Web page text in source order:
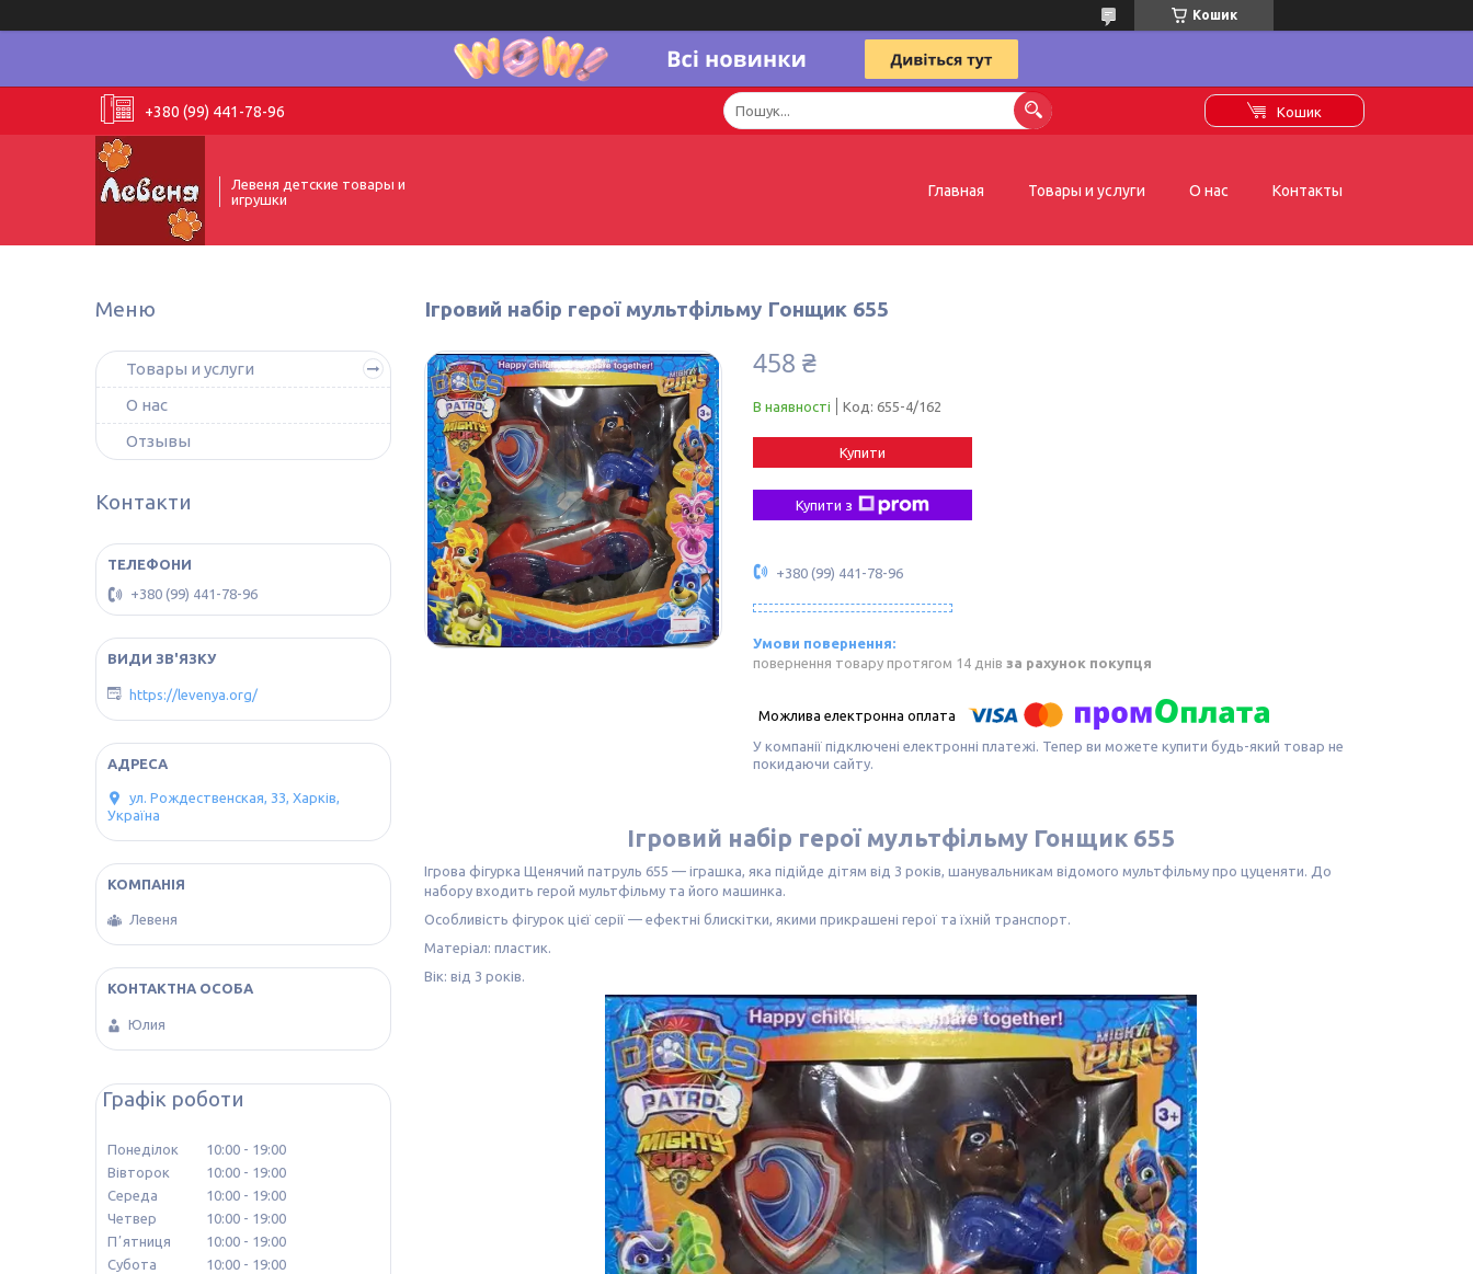
Кошик
+380 (99) 441-78-96 Кошик
Левеня детские товары и
игрушки
Главная Товары и услуги О нас Контакты
Ігровий набір герої мультфільму Гонщик 655
458 ₴
В наявності Код: 655-4/162
Купити
Купити з
+380 (99) 441-78-96
повернення товару протягом 14 днів за рахунок покупця
У компанії підключені електронні платежі. Тепер ви можете купити будь-який товар не
покидаючи сайту.
Ігровий набір герої мультфільму Гонщик 655
Ігрова фігурка Щенячий патруль 655 — іграшка, яка підійде дітям від 3 років, шанувальникам відомого мультфільму про цуценяти. До
набору входить герой мультфільму та його машинка.
Особливість фігурок цієї серії — ефектні блискітки, якими прикрашені герої та їхній транспорт.
Матеріал: пластик.
Вік: від 3 років.
Товары и услуги
О нас
Отзывы
Контакти
+380 (99) 441-78-96
https://levenya.org/
ул. Рождественская, 33, Харків,
Україна
Левеня
Юлия
Графік роботи
Понеділок 10:00
19:00
Вівторок
10:00
19:00
Середа
10:00
19:00
Четвер
10:00
19:00
Пʼятниця
10:00
19:00
Субота
10:00
19:00